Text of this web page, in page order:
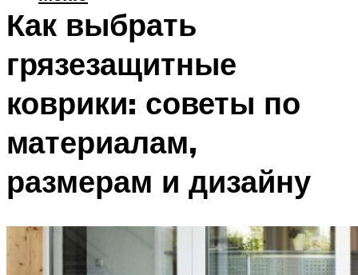
Как выбрать
грязезащитные
коврики: советы по
материалам,
размерам и дизайну